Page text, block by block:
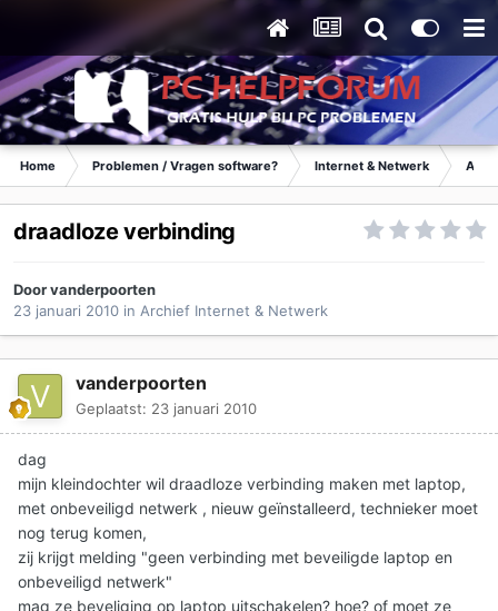
Home Problemen / Vragen software? Internet & Netwerk
draadloze verbinding
Doorvanderpoorten
23 januari 2010 in Archief Internet & Netwerk
vanderpoorten
Geplaatst: 23 januari 2010
dag
mijn kleindochter wil draadloze verbinding maken met laptop,
met onbeveiligd netwerk , nieuw geïnstalleerd, technieker moet
nog terug komen,
zij krijgt melding "geen verbinding met beveiligde laptop en
onbeveiligd netwerk"
mag ze beveliging op laptop uitschakelen? hoe? of moet ze